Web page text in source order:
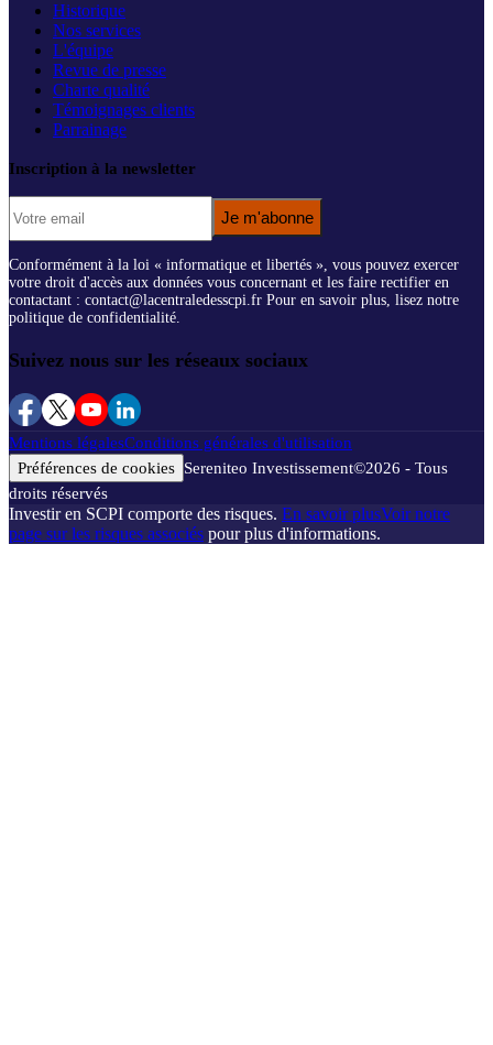
Historique
Nos services
L'équipe
Revue de presse
Charte qualité
Témoignages clients
Parrainage
Inscription à la newsletter
Je m'abonne
Conformément à la loi « informatique et libertés », vous pouvez exercer
votre droit d'accès aux données vous concernant et les faire rectifier en
contactant : contact@lacentraledesscpi.fr Pour en savoir plus, lisez notre
politique de confidentialité.
Suivez nous sur les réseaux sociaux
Mentions légalesConditions générales d'utilisation
Préférences de cookies Sereniteo Investissement©2026 - Tous
droits réservés
Investir en SCPI comporte des risques. En savoir plusVoir notre
page sur les risques associés pour plus d'informations.